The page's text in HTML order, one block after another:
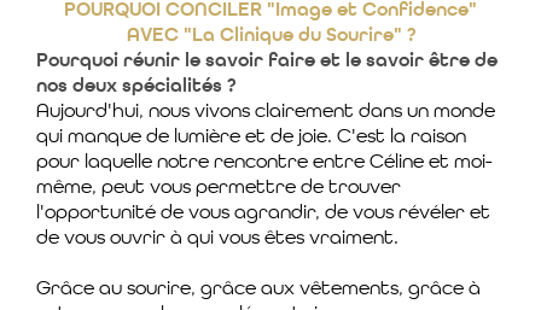
POURQUOI CONCILER "Image et Confidence"
AVEC "La Clinique du Sourire" ?
Pourquoi réunir le savoir faire et le savoir être de
nos deux spécialités ?
Aujourd'hui, nous vivons clairement dans un monde
qui manque de lumière et de joie. C'est la raison
pour laquelle notre rencontre entre Céline et moi-
même, peut vous permettre de trouver
l'opportunité de vous agrandir, de vous révéler et
de vous ouvrir à qui vous êtes vraiment.
Grâce au sourire, grâce aux vêtements, grâce à